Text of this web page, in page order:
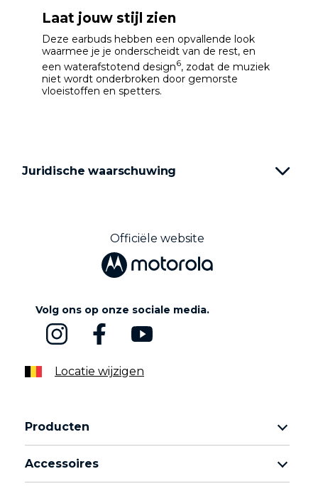
Laat jouw stijl zien
Deze earbuds hebben een opvallende look
waarmee je je onderscheidt van de rest, en
een waterafstotend design6, zodat de muziek
niet wordt onderbroken door gemorste
vloeistoffen en spetters.
Juridische waarschuwing
Officiële website
Volg ons op onze sociale media.
Locatie wijzigen
Producten
Accessoires